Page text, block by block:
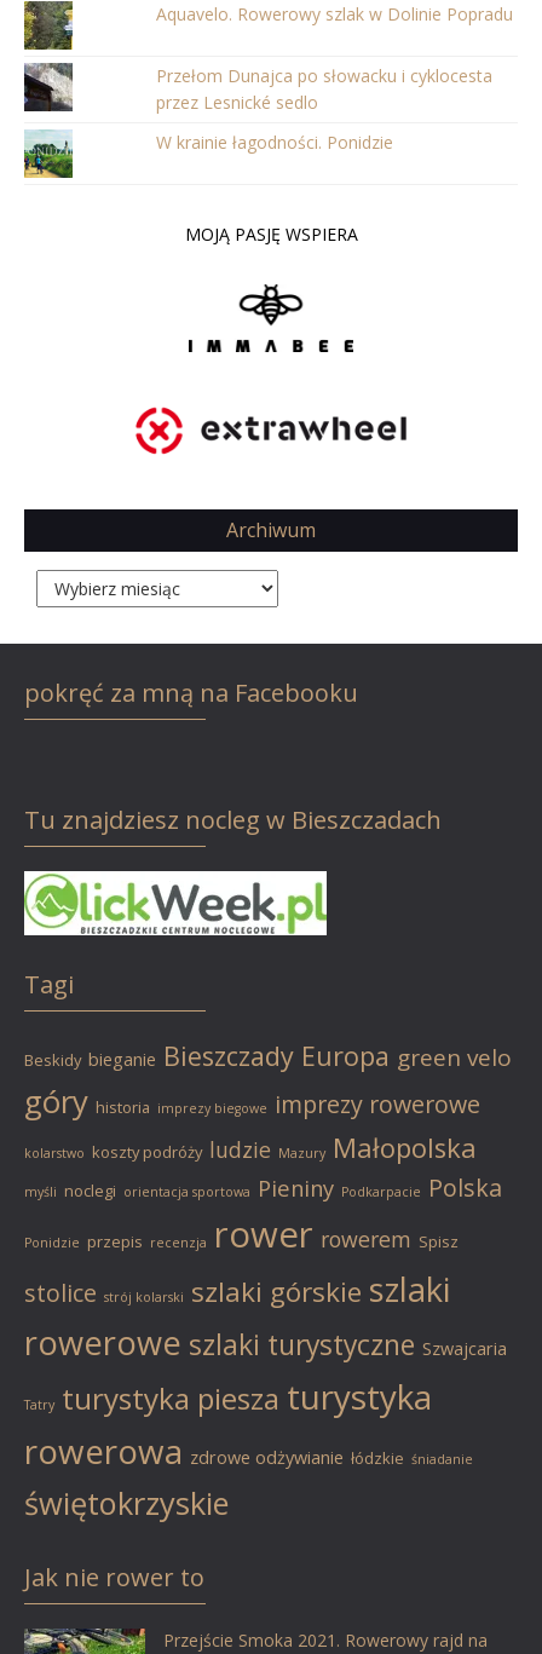
Aquavelo. Rowerowy szlak w Dolinie Popradu
Przełom Dunajca po słowacku i cyklocesta
przez Lesnické sedlo
W krainie łagodności. Ponidzie
MOJĄ PASJĘ WSPIERA
Archiwum
Archiwum
pokręć za mną na Facebooku
Tu znajdziesz nocleg w Bieszczadach
Tagi
Beskidy bieganie Bieszczady Europa green velo
góry historia imprezy biegowe imprezy rowerowe
kolarstwo koszty podróży ludzie Mazury Małopolska
myśli noclegi orientacja sportowa Pieniny Podkarpacie Polska
Ponidzie przepis recenzja rower rowerem Spisz
stolice strój kolarski szlaki górskie szlaki
rowerowe szlaki turystyczne Szwajcaria
Tatry turystyka piesza turystyka
rowerowa zdrowe odżywianie łódzkie śniadanie
świętokrzyskie
Jak nie rower to
Przejście Smoka 2021. Rowerowy rajd na